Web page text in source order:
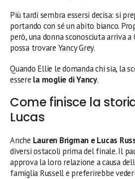
Più tardi sembra essersi decisa: si
portando con sé un abito bianco.
però, una donna sconosciuta arriva a
possa trovare Yancy Grey.
Quando Ellie le domanda chi sia, la
essere la moglie di Yancy.
Come finisce la
Lucas
Anche Lauren Brigman e Lucas
diversi ostacoli prima del finale. Il
approva la loro relazione a causa
famiglia Russell e preferirebbe